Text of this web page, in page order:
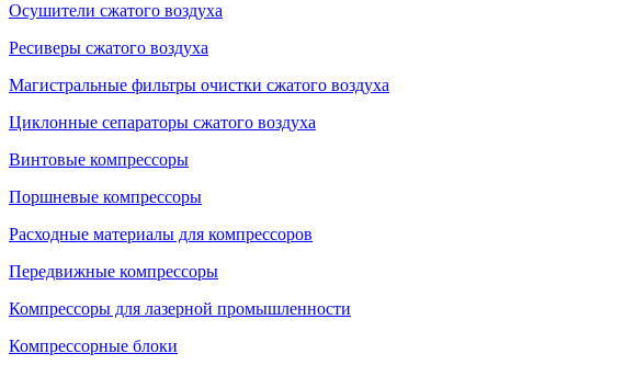
Осушители сжатого воздуха
Ресиверы сжатого воздуха
Магистральные фильтры очистки сжатого воздуха
Циклонные сепараторы сжатого воздуха
Винтовые компрессоры
Поршневые компрессоры
Расходные материалы для компрессоров
Передвижные компрессоры
Компрессоры для лазерной промышленности
Компрессорные блоки